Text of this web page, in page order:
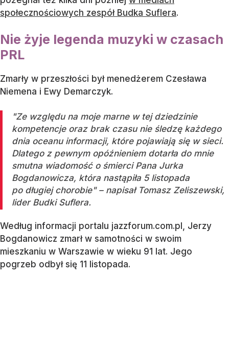
społecznościowych zespół Budka Suflera.
Nie żyje legenda muzyki w czasach
PRL
Zmarły w przeszłości był menedżerem Czesława
Niemena i Ewy Demarczyk.
"Ze względu na moje marne w tej dziedzinie
kompetencje oraz brak czasu nie śledzę każdego
dnia oceanu informacji, które pojawiają się w sieci.
Dlatego z pewnym opóźnieniem dotarła do mnie
smutna wiadomość o śmierci Pana Jurka
Bogdanowicza, która nastąpiła 5 listopada
po długiej chorobie" – napisał Tomasz Zeliszewski,
lider Budki Suflera.
Według informacji portalu jazzforum.com.pl, Jerzy
Bogdanowicz zmarł w samotności w swoim
mieszkaniu w Warszawie w wieku 91 lat. Jego
pogrzeb odbył się 11 listopada.